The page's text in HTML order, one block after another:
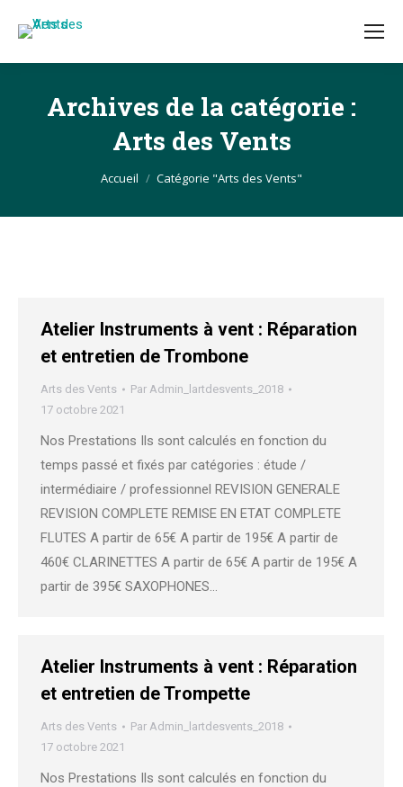
Archives de la catégorie :
Arts des Vents
Vous êtes ici :
Accueil Catégorie "Arts des Vents"
Atelier Instruments à vent : Réparation
et entretien de Trombone
Arts des Vents Par Admin_lartdesvents_2018
17 octobre 2021
Nos Prestations Ils sont calculés en fonction du
temps passé et fixés par catégories : étude /
intermédiaire / professionnel REVISION GENERALE
REVISION COMPLETE REMISE EN ETAT COMPLETE
FLUTES A partir de 65€ A partir de 195€ A partir de
460€ CLARINETTES A partir de 65€ A partir de 195€ A
partir de 395€ SAXOPHONES…
Atelier Instruments à vent : Réparation
et entretien de Trompette
Arts des Vents Par Admin_lartdesvents_2018
17 octobre 2021
Nos Prestations Ils sont calculés en fonction du